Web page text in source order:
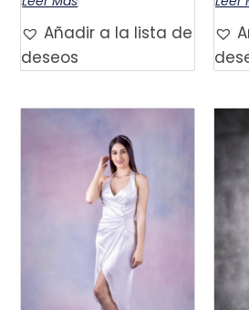
Añadir a la lista de
deseos